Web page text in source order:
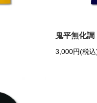
鬼平無化調
3,000円(税込